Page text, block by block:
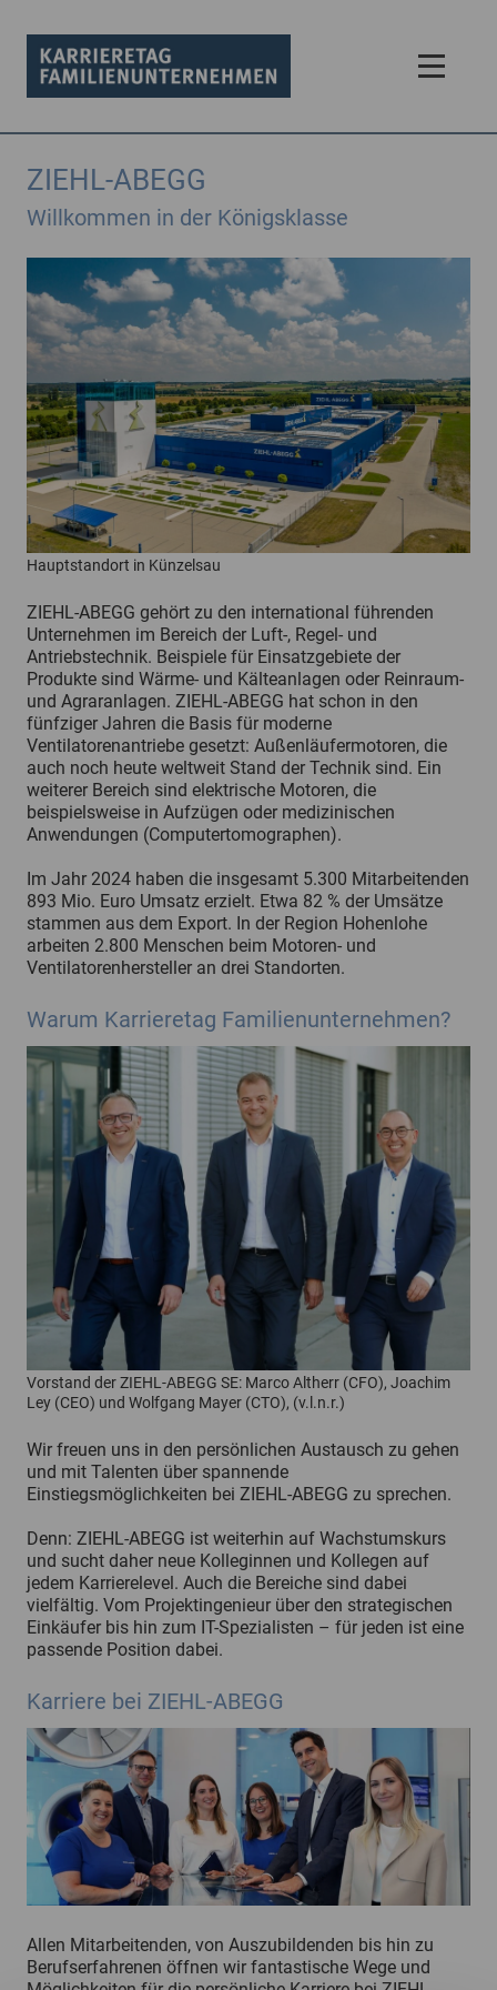
ZIEHL-ABEGG
Willkommen in der Königsklasse
Hauptstandort in Künzelsau
ZIEHL-ABEGG gehört zu den international führenden
Unternehmen im Bereich der Luft-, Regel- und
Antriebstechnik. Beispiele für Einsatzgebiete der
Produkte sind Wärme- und Kälteanlagen oder Reinraum-
und Agraranlagen. ZIEHL-ABEGG hat schon in den
fünfziger Jahren die Basis für moderne
Ventilatorenantriebe gesetzt: Außenläufermotoren, die
auch noch heute weltweit Stand der Technik sind. Ein
weiterer Bereich sind elektrische Motoren, die
beispielsweise in Aufzügen oder medizinischen
Anwendungen (Computertomographen).
Im Jahr 2024 haben die insgesamt 5.300 Mitarbeitenden
893 Mio. Euro Umsatz erzielt. Etwa 82 % der Umsätze
stammen aus dem Export. In der Region Hohenlohe
arbeiten 2.800 Menschen beim Motoren- und
Ventilatorenhersteller an drei Standorten.
Warum Karrieretag Familienunternehmen?
Vorstand der ZIEHL-ABEGG SE: Marco Altherr (CFO), Joachim
Ley (CEO) und Wolfgang Mayer (CTO), (v.l.n.r.)
Wir freuen uns in den persönlichen Austausch zu gehen
und mit Talenten über spannende
Einstiegsmöglichkeiten bei ZIEHL-ABEGG zu sprechen.
Denn: ZIEHL-ABEGG ist weiterhin auf Wachstumskurs
und sucht daher neue Kolleginnen und Kollegen auf
jedem Karrierelevel. Auch die Bereiche sind dabei
vielfältig. Vom Projektingenieur über den strategischen
Einkäufer bis hin zum IT-Spezialisten – für jeden ist eine
passende Position dabei.
Karriere bei ZIEHL-ABEGG
Allen Mitarbeitenden, von Auszubildenden bis hin zu
Berufserfahrenen öffnen wir fantastische Wege und